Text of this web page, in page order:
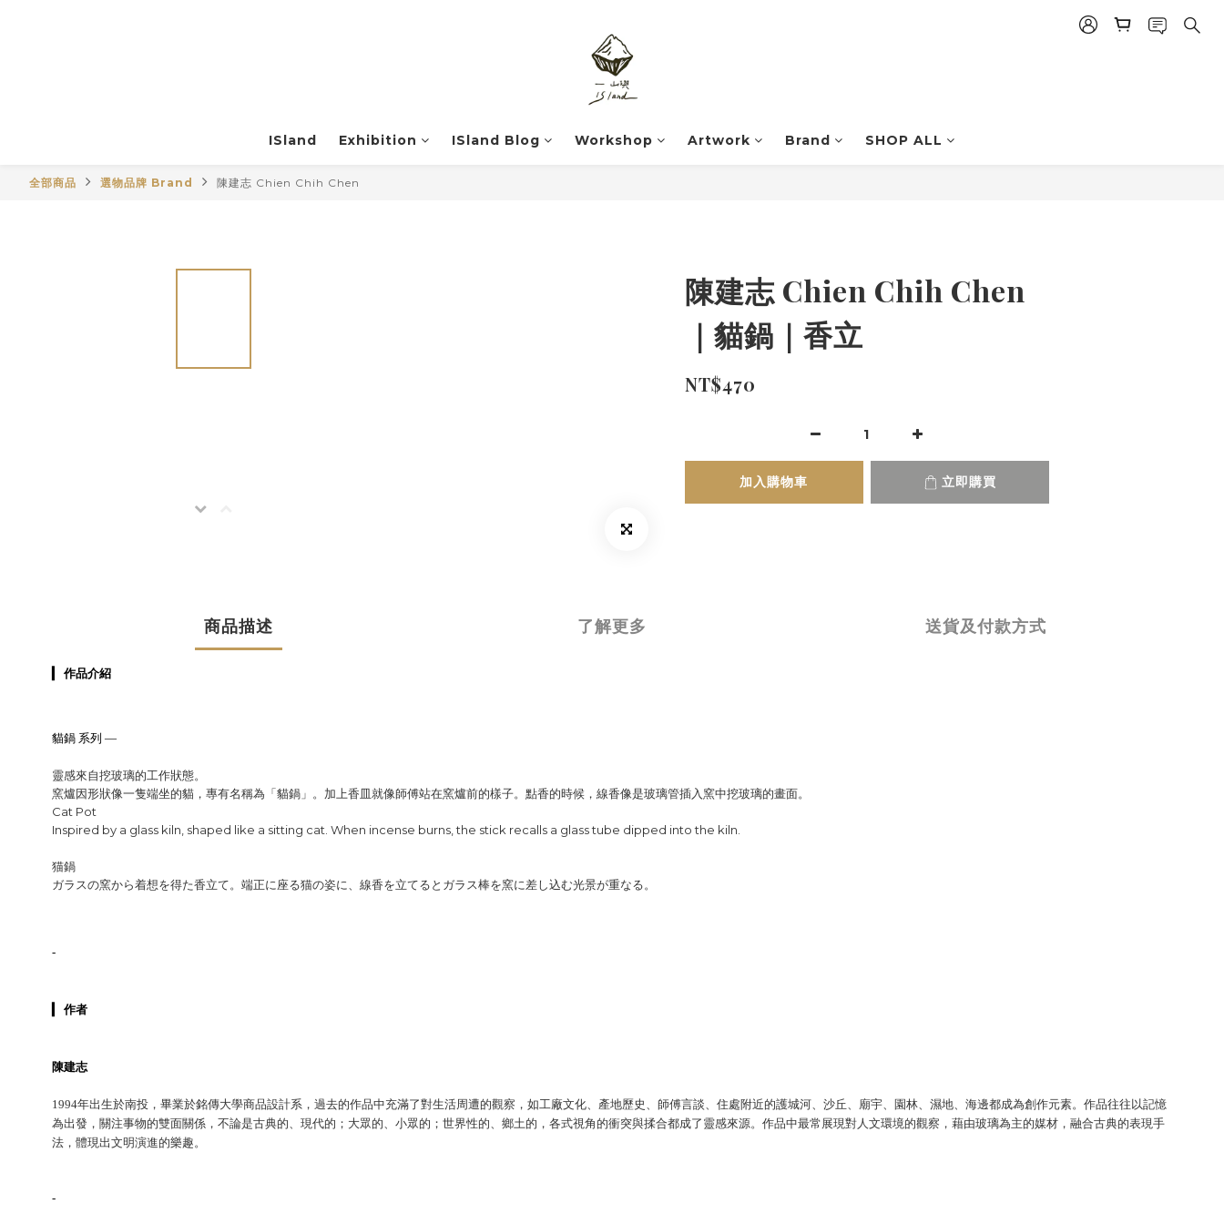
ISland Exhibition ISland Blog Workshop Artwork Brand SHOP ALL
全部商品 選物品牌 Brand 陳建志 Chien Chih Chen
陳建志 Chien Chih Chen
｜貓鍋｜香立
NT$470
加入購物車 立即購買
商品描述 了解更多 送貨及付款方式
作品介紹
貓鍋 系列 —
靈感來自挖玻璃的工作狀態。
窯爐因形狀像一隻端坐的貓，專有名稱為「貓鍋」。加上香皿就像師傅站在窯爐前的樣子。點香的時候，線香像是玻璃管插入窯中挖玻璃的畫面。
Cat Pot
Inspired by a glass kiln, shaped like a sitting cat. When incense burns, the stick recalls a glass tube dipped into the kiln.
猫鍋
ガラスの窯から着想を得た香立て。端正に座る猫の姿に、線香を立てるとガラス棒を窯に差し込む光景が重なる。
-
作者
陳建志
1994年出生於南投，畢業於銘傳大學商品設計系，過去的作品中充滿了對生活周遭的觀察，如工廠文化、產地歷史、師傅言談、住處附近的護城河、沙丘、廟宇、園林、濕地、海邊都成為創作元素。作品往往以記憶
為出發，關注事物的雙面關係，不論是古典的、現代的；大眾的、小眾的；世界性的、 鄉土的，各式視角的衝突與揉合都成了靈感來源。作品中最常展現對人文環境的觀察，藉由玻璃為主的媒材，融合古典的表現手
法，體現出文明演進的樂趣。
-